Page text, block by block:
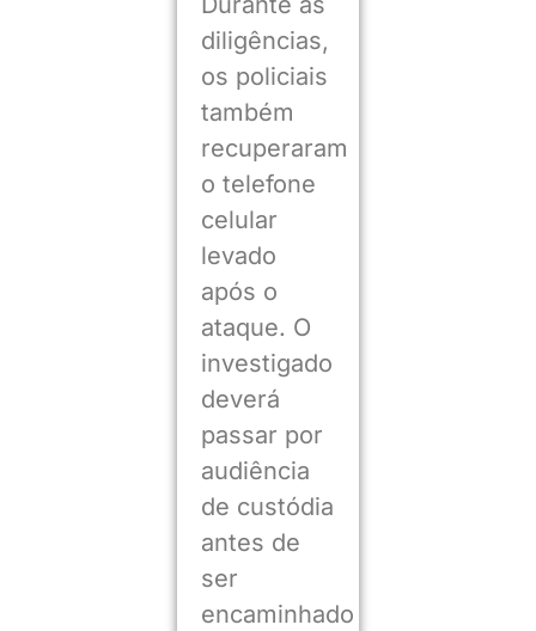
diligências,
os policiais
também
recuperaram
o telefone
celular
levado
após o
ataque. O
investigado
deverá
passar por
audiência
de custódia
antes de
ser
encaminhado